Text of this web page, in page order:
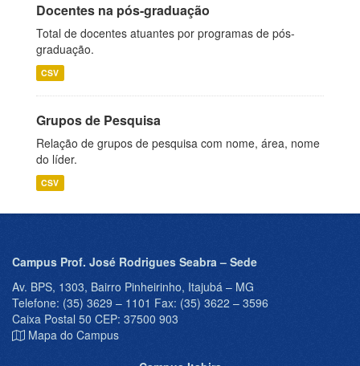
Docentes na pós-graduação
Total de docentes atuantes por programas de pós-
graduação.
CSV
Grupos de Pesquisa
Relação de grupos de pesquisa com nome, área, nome
do líder.
CSV
Campus Prof. José Rodrigues Seabra – Sede
Av. BPS, 1303, Bairro Pinheirinho, Itajubá – MG
Telefone: (35) 3629 – 1101 Fax: (35) 3622 – 3596
Caixa Postal 50 CEP: 37500 903
Mapa do Campus